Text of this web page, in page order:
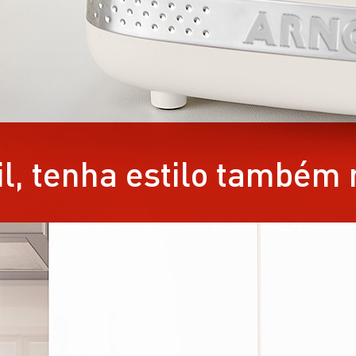
tenha estilo também